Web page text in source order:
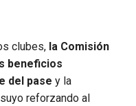
clubes, la Comisión
beneficios
del pase y la
reforzando al